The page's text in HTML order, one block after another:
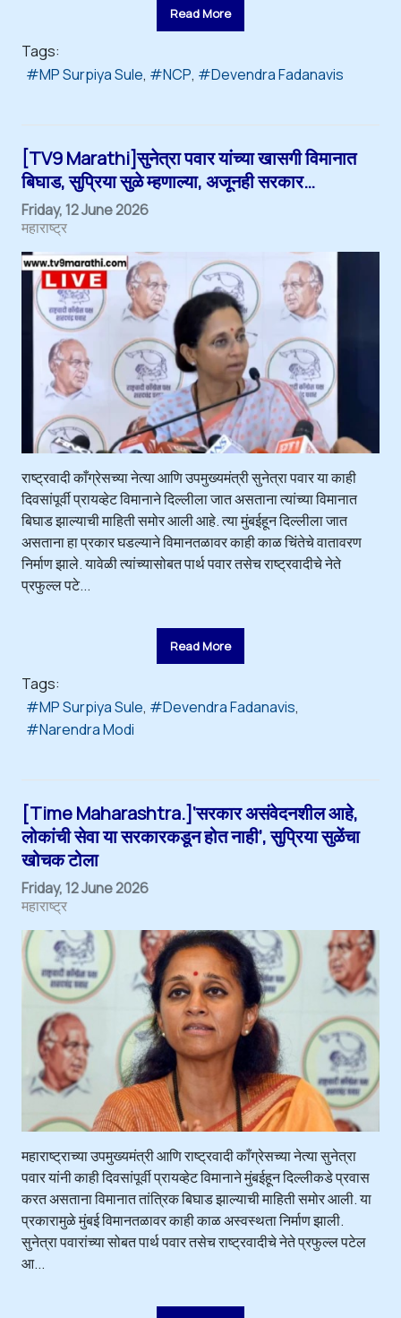
Read More
Tags:
MP Surpiya Sule
NCP Devendra Fadanavis
[TV9 Marathi]सुनेत्रा पवार यांच्या खासगी विमानात
बिघाड, सुप्रिया सुळे म्हणाल्या, अजूनही सरकार…
Friday, 12 June 2026
महाराष्ट्र
राष्ट्रवादी काँग्रेसच्या नेत्या आणि उपमुख्यमंत्री सुनेत्रा पवार या काही
दिवसांपूर्वी प्रायव्हेट विमानाने दिल्लीला जात असताना त्यांच्या विमानात
बिघाड झाल्याची माहिती समोर आली आहे. त्या मुंबईहून दिल्लीला जात
असताना हा प्रकार घडल्याने विमानतळावर काही काळ चिंतेचे वातावरण
निर्माण झाले. यावेळी त्यांच्यासोबत पार्थ पवार तसेच राष्ट्रवादीचे नेते
प्रफुल्ल पटे...
Read More
Tags:
MP Surpiya Sule
Devendra Fadanavis
Narendra Modi
[Time Maharashtra.]‘सरकार असंवेदनशील आहे,
लोकांची सेवा या सरकारकडून होत नाही’, सुप्रिया सुळेंचा
खोचक टोला
Friday, 12 June 2026
महाराष्ट्र
महाराष्ट्राच्या उपमुख्यमंत्री आणि राष्ट्रवादी काँग्रेसच्या नेत्या सुनेत्रा
पवार यांनी काही दिवसांपूर्वी प्रायव्हेट विमानाने मुंबईहून दिल्लीकडे प्रवास
करत असताना विमानात तांत्रिक बिघाड झाल्याची माहिती समोर आली. या
प्रकारामुळे मुंबई विमानतळावर काही काळ अस्वस्थता निर्माण झाली.
सुनेत्रा पवारांच्या सोबत पार्थ पवार तसेच राष्ट्रवादीचे नेते प्रफुल्ल पटेल
आ...